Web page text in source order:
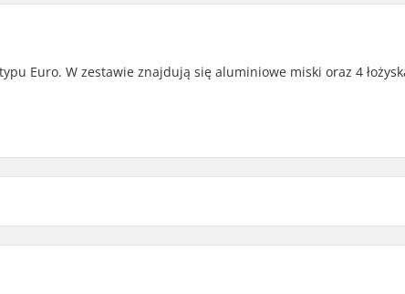
Euro. W zestawie znajdują się aluminiowe miski oraz 4
Średnica osi korby: